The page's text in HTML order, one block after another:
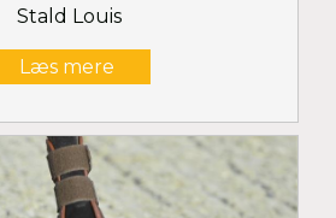
Stald Louis
Læs mere